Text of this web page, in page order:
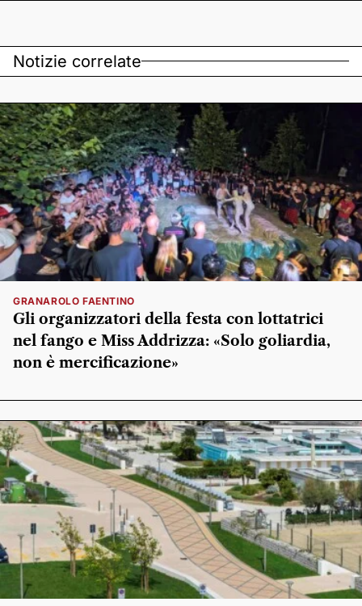
Notizie correlate
GRANAROLO FAENTINO
Gli organizzatori della festa con lottatrici
nel fango e Miss Addrizza: «Solo goliardia,
non è mercificazione»